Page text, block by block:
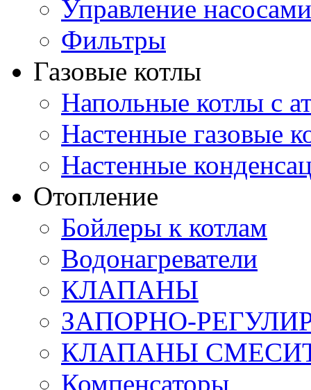
Управление насосами
Фильтры
Газовые котлы
Напольные котлы с
Настенные газовые
Настенные
Отопление
Бойлеры к котлам
Водонагреватели
КЛАПАНЫ
ЗАПОРНО-
КЛАПАНЫ
Компенсаторы